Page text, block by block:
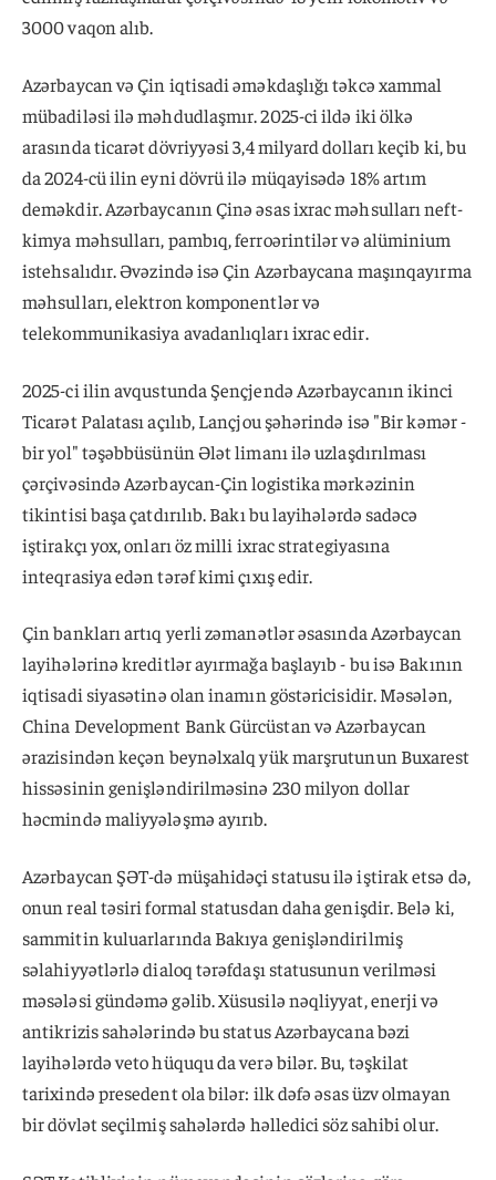
3000 vaqon alıb.
Azərbaycan və Çin iqtisadi əməkdaşlığı təkcə xammal
mübadiləsi ilə məhdudlaşmır. 2025-ci ildə iki ölkə
arasında ticarət dövriyyəsi 3,4 milyard dolları keçib ki, bu
da 2024-cü ilin eyni dövrü ilə müqayisədə 18% artım
deməkdir. Azərbaycanın Çinə əsas ixrac məhsulları neft-
kimya məhsulları, pambıq, ferroərintilər və alüminium
istehsalıdır. Əvəzində isə Çin Azərbaycana maşınqayırma
məhsulları, elektron komponentlər və
telekommunikasiya avadanlıqları ixrac edir.
2025-ci ilin avqustunda Şençjendə Azərbaycanın ikinci
Ticarət Palatası açılıb, Lançjou şəhərində isə "Bir kəmər -
bir yol" təşəbbüsünün Ələt limanı ilə uzlaşdırılması
çərçivəsində Azərbaycan-Çin logistika mərkəzinin
tikintisi başa çatdırılıb. Bakı bu layihələrdə sadəcə
iştirakçı yox, onları öz milli ixrac strategiyasına
inteqrasiya edən tərəf kimi çıxış edir.
Çin bankları artıq yerli zəmanətlər əsasında Azərbaycan
layihələrinə kreditlər ayırmağa başlayıb - bu isə Bakının
iqtisadi siyasətinə olan inamın göstəricisidir. Məsələn,
China Development Bank Gürcüstan və Azərbaycan
ərazisindən keçən beynəlxalq yük marşrutunun Buxarest
hissəsinin genişləndirilməsinə 230 milyon dollar
həcmində maliyyələşmə ayırıb.
Azərbaycan ŞƏT-də müşahidəçi statusu ilə iştirak etsə də,
onun real təsiri formal statusdan daha genişdir. Belə ki,
sammitin kuluarlarında Bakıya genişləndirilmiş
səlahiyyətlərlə dialoq tərəfdaşı statusunun verilməsi
məsələsi gündəmə gəlib. Xüsusilə nəqliyyat, enerji və
antikrizis sahələrində bu status Azərbaycana bəzi
layihələrdə veto hüququ da verə bilər. Bu, təşkilat
tarixində presedent ola bilər: ilk dəfə əsas üzv olmayan
bir dövlət seçilmiş sahələrdə həlledici söz sahibi olur.